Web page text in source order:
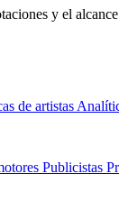
y el
de artistas
Publicistas